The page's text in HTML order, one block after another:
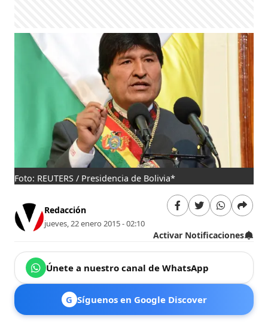
Foto: REUTERS / Presidencia de Bolivia*
Redacción
jueves, 22 enero 2015 - 02:10
Activar Notificaciones
Únete a nuestro canal de WhatsApp
G Síguenos en Google Discover